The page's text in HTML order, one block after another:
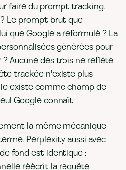
faire du prompt tracking.
Le prompt brut que
que Google a reformulé ? La
générées pour
Aucune des trois ne reflète
trackée n'existe plus
existe comme champ de
Google connaît.
la même mécanique
Perplexity aussi avec
fond est identique :
réécrit la requête